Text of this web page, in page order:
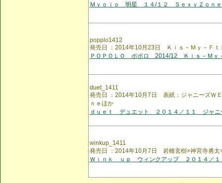
Ｍｙｏｊｏ 明星 １４/１２ ＳｅｘｙＺｏｎｅ
popplo1412
発売日 ：2014年10月23日 Ｋｉｓ－Ｍｙ－Ｆｔ
ＰＯＰＯＬＯ ポポロ 2014/12 Ｋｉｓ－Ｍｙ
duet_1411
発売日 ：2014年10月7日 表紙：ジャニーズＷ
ｎｅほか
ｄｕｅｔ デュエット ２０１４／１１ ジャニ
winkup_1411
発売日 ：2014年10月7日 岩橋玄樹×神宮寺勇太
Ｗｉｎｋ ｕｐ ウィンクアップ ２０１４／１